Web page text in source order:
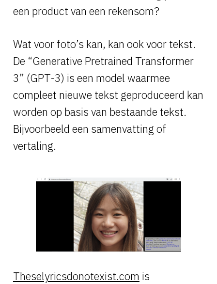
een product van een rekensom?
Wat voor foto’s kan, kan ook voor tekst.
De “Generative Pretrained Transformer
3” (GPT-3) is een model waarmee
compleet nieuwe tekst geproduceerd kan
worden op basis van bestaande tekst.
Bijvoorbeeld een samenvatting of
vertaling.
Theselyricsdonotexist.com is